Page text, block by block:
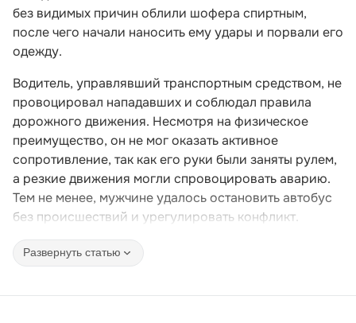
без видимых причин облили шофера спиртным,
после чего начали наносить ему удары и порвали его
одежду.
Водитель, управлявший транспортным средством, не
провоцировал нападавших и соблюдал правила
дорожного движения. Несмотря на физическое
преимущество, он не мог оказать активное
сопротивление, так как его руки были заняты рулем,
а резкие движения могли спровоцировать аварию.
Тем не менее, мужчине удалось остановить автобус
без происшествий и урегулировать конфликт.
Развернуть статью